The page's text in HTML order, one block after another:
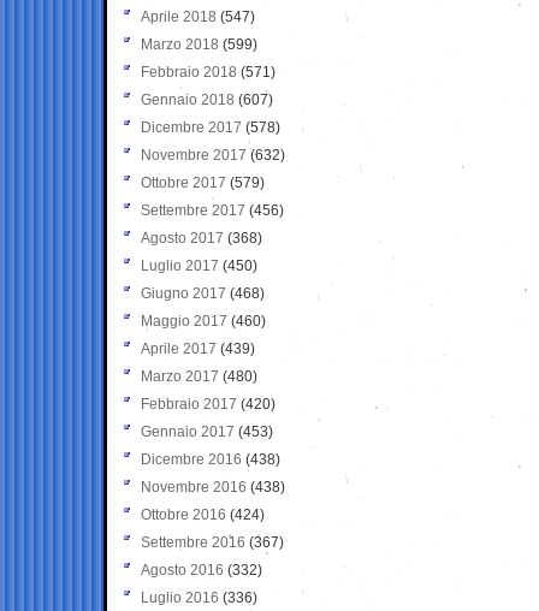
Aprile 2018 (547)
Marzo 2018 (599)
Febbraio 2018 (571)
Gennaio 2018 (607)
Dicembre 2017 (578)
Novembre 2017 (632)
Ottobre 2017 (579)
Settembre 2017 (456)
Agosto 2017 (368)
Luglio 2017 (450)
Giugno 2017 (468)
Maggio 2017 (460)
Aprile 2017 (439)
Marzo 2017 (480)
Febbraio 2017 (420)
Gennaio 2017 (453)
Dicembre 2016 (438)
Novembre 2016 (438)
Ottobre 2016 (424)
Settembre 2016 (367)
Agosto 2016 (332)
Luglio 2016 (336)